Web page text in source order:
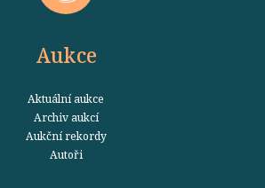
Aukce
Aktuální aukce
Archiv aukcí
Aukční rekordy
Autoři